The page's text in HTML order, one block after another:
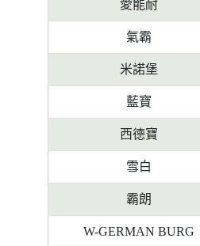
愛能耐
氣霸
米諾堡
藍寶
西德寶
雪白
霸朗
W-GERMAN BURG